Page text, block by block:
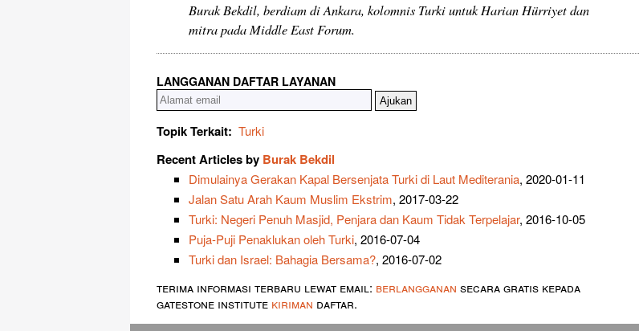
Burak Bekdil, berdiam di Ankara, kolomnis Turki untuk Harian Hürriyet dan
mitra pada Middle East Forum.
LANGGANAN DAFTAR LAYANAN
Topik Terkait: Turki
Recent Articles by Burak Bekdil
Dimulainya Gerakan Kapal Bersenjata Turki di Laut Mediterania, 2020-01-11
Jalan Satu Arah Kaum Muslim Ekstrim, 2017-03-22
Turki: Negeri Penuh Masjid, Penjara dan Kaum Tidak Terpelajar, 2016-10-05
Puja-Puji Penaklukan oleh Turki, 2016-07-04
Turki dan Israel: Bahagia Bersama?, 2016-07-02
terima informasi terbaru lewat email: berlangganan secara gratis kepada
gatestone institute kiriman daftar.